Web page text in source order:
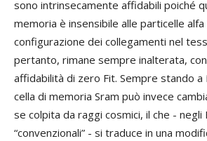
sono intrinsecamente affidabili poiché
memoria è insensibile alle particelle alfa
configurazione dei collegamenti nel
pertanto, rimane sempre inalterata,
affidabilità di zero Fit. Sempre stando a
cella di memoria Sram può invece
se colpita da raggi cosmici, il che - negli
“convenzionali” - si traduce in una